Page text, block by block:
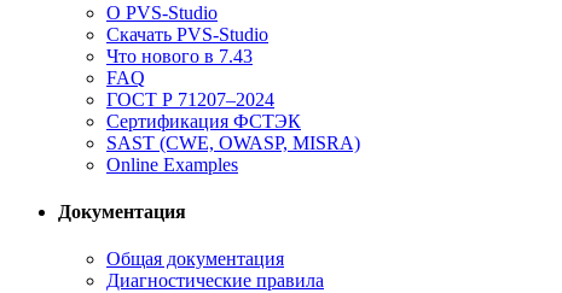
О PVS-Studio
Скачать PVS-Studio
Что нового в 7.43
FAQ
ГОСТ Р 71207–2024
Сертификация ФСТЭК
SAST (CWE, OWASP, MISRA)
Online Examples
Документация
Общая документация
Диагностические правила